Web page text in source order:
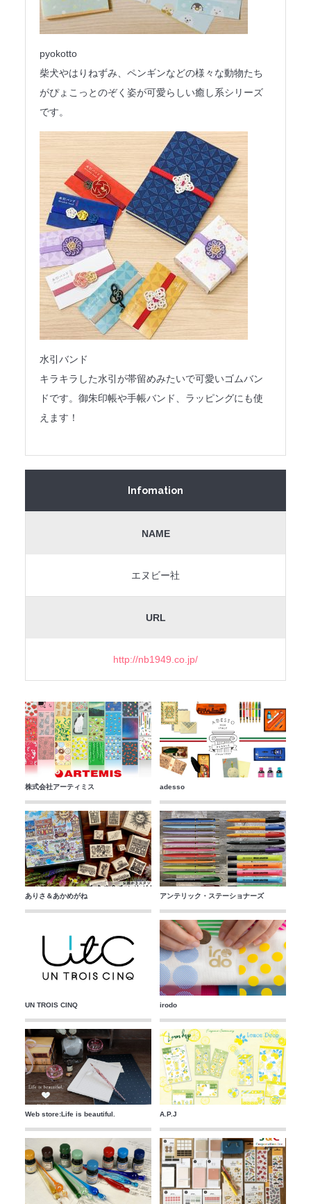
pyokotto
柴犬やはりねずみ、ペンギンなどの様々な動物たち
がぴょこっとのぞく姿が可愛らしい癒し系シリーズ
です。
水引バンド
キラキラした水引が帯留めみたいで可愛いゴムバン
ドです。御朱印帳や手帳バンド、ラッピングにも使
えます！
Infomation
NAME
エヌビー社
URL
http://nb1949.co.jp/
株式会社アーティミス adesso
ありさ＆あかめがね アンテリック・ステーショナーズ
UN TROIS CINQ irodo
Web store:Life is beautiful. A.P.J